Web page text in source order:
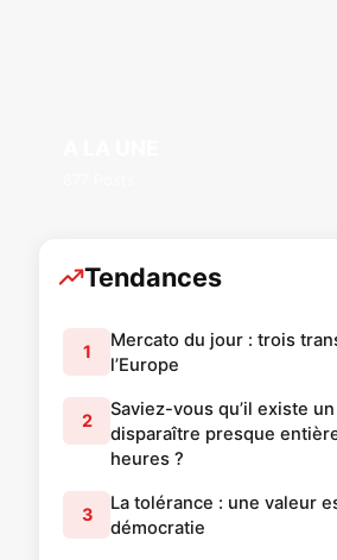
Tendances
1
Mercato du jour : trois
l’Europe
2
Saviez-vous qu’il existe
disparaître presque
heures ?
3
La tolérance : une valeur
démocratie